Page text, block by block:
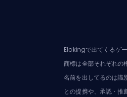
Elokingで出てくるゲ
商標は全部それぞれの
名前を出してるのは識
との提携や、承認・推